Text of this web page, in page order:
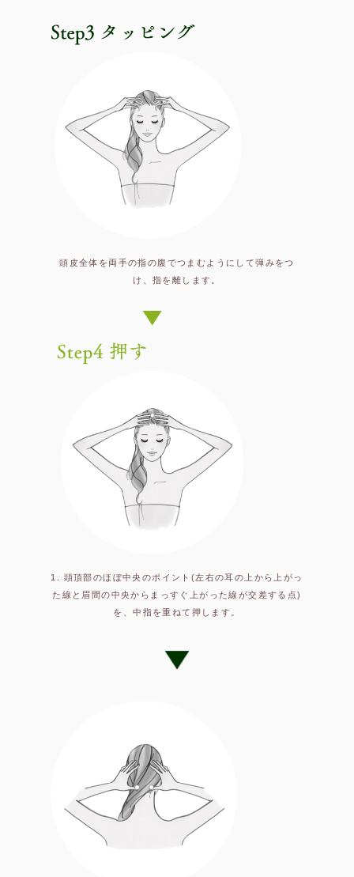
頭皮全体を両手の指の腹でつまむようにして弾みをつ
け、指を離します。
1. 頭頂部のほぼ中央のポイント(左右の耳の上から上がっ
た線と眉間の中央からまっすぐ上がった線が交差する点)
を、中指を重ねて押します。